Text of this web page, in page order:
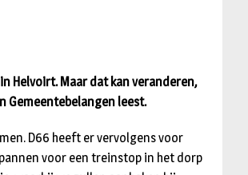
in Helvoirt. Maar dat kan veranderen,
Gemeentebelangen leest.
D66 heeft er vervolgens voor
voor een treinstop in het dorp